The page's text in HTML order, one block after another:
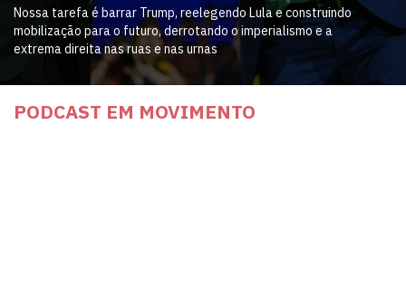
Nossa tarefa é barrar Trump, reelegendo Lula e construindo
mobilização para o futuro, derrotando o imperialismo e a
extrema direita nas ruas e nas urnas
PODCAST EM MOVIMENTO